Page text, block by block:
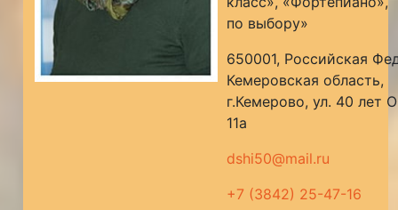
по выбору»
650001, Российская
Кемеровская область,
г.Кемерово, ул. 40 лет
11а
dshi50@mail.ru
+7 (3842) 25-47-16